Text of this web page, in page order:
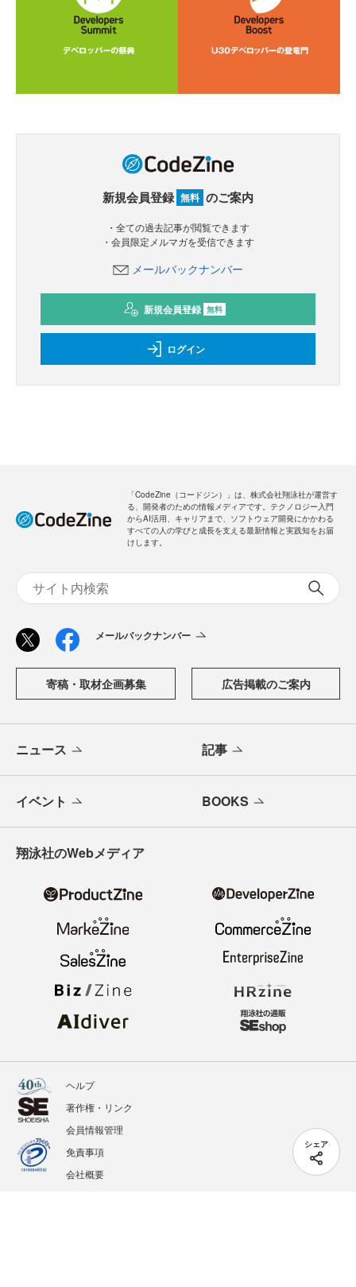
シェア
新規会員登録 無料 のご案内
・全ての過去記事が閲覧できます
・会員限定メルマガを受信できます
メールバックナンバー
新規会員登録 無料
ログイン
「CodeZine（コードジン）」は、株式会社翔泳社が運営す
る、開発者のための情報メディアです。テクノロジー入門
からAI活用、キャリアまで、ソフトウェア開発にかかわる
すべての人の学びと成長を支える最新情報と実践知をお届
けします。
メールバックナンバー
寄稿・取材企画募集 広告掲載のご案内
ニュース 記事
イベント BOOKS
翔泳社のWebメディア
ヘルプ
著作権・リンク
会員情報管理
免責事項
会社概要